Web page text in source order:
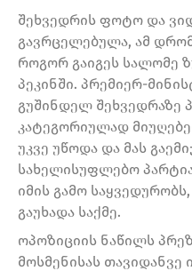
შეხვედრის ფოტო და
გავრცელებულა, ამ
როგორ გაიგეს სალომე
პეკინში. პრემიერ-
გუშინდელ შეხვედრაზე
კატეგორიულად
უკვე უწოდა და მას
სახელისუფლებო
იმის გამო
გაუხადა საქმე.
ოპოზიციის ნაწილს
მოსმენისას თავიდანვე